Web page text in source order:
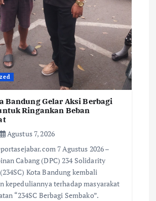
Bandung Gelar Aksi Berbagi
Ringankan Beban
Agustus 7, 2026
7 Agustus 2026 –
Cabang (DPC) 234 Solidarity
Kota Bandung kembali
kepeduliannya terhadap masyarakat
“234SC Berbagi Sembako”.